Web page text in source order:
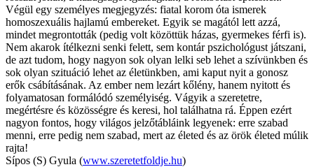
Végül egy személyes megjegyzés: fiatal korom óta ismerek
homoszexuális hajlamú embereket. Egyik se magától lett azzá,
mindet megrontották (pedig volt közöttük házas, gyermekes férfi is).
Nem akarok ítélkezni senki felett, sem kontár pszichológust játszani,
de azt tudom, hogy nagyon sok olyan lelki seb lehet a szívünkben és
sok olyan szituáció lehet az életünkben, ami kaput nyit a gonosz
erők csábításának. Az ember nem lezárt kőlény, hanem nyitott és
folyamatosan formálódó személyiség. Vágyik a szeretetre,
megértésre és közösségre és keresi, hol találhatna rá. Éppen ezért
nagyon fontos, hogy világos jelzőtábláink legyenek: erre szabad
menni, erre pedig nem szabad, mert az életed és az örök életed múlik
rajta!
Sípos (S) Gyula (www.szeretetfoldje.hu)